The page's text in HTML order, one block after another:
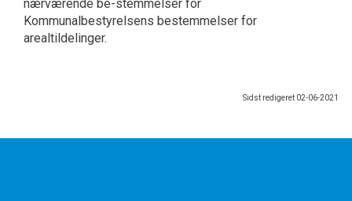
nærværende be-stemmelser for
Kommunalbestyrelsens bestemmelser for
arealtildelinger.
Sidst redigeret 02-06-2021